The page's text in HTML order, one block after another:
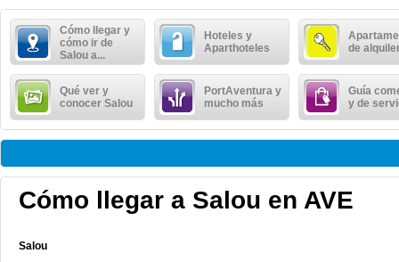
Cómo llegar y
cómo ir de
Salou a...
Hoteles y
Aparthoteles
de
Qué ver y
conocer Salou
PortAventura y
mucho más
Guía
y de
Cómo llegar a Salou en AVE
Salou